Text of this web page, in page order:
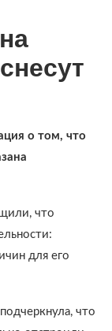
о том, что
что
для его
подчеркнула, что